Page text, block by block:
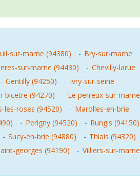
sur-marne (94380) - Bry-sur-marne
sur-marne (94430) - Chevilly-larue
- Gentilly (94250) - Ivry-sur-seine
bicetre (94270) - Le perreux-sur-marne
les-roses (94520) - Marolles-en-brie
- Perigny (94520) - Rungis (94150)
- Sucy-en-brie (94880) - Thiais (94320)
georges (94190) - Villiers-sur-marne